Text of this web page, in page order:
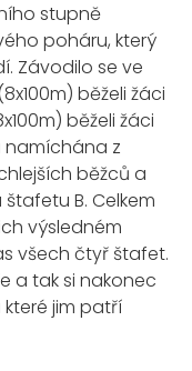
stupně
poháru, který
Závodilo se ve
běželi žáci
běželi žáci
namíchána z
běžců a
B. Celkem
výsledném
všech čtyř štafet.
a tak si nakonec
jim patří